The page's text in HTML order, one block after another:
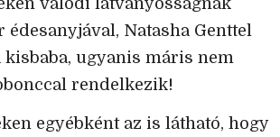
valódi látványosságnak
édesanyjával, Natasha Genttel
kisbaba, ugyanis máris nem
rendelkezik!
egyébként az is látható, hogy